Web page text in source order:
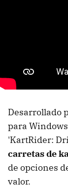
Desarrollado
para
'KartRider:
carretas de
de opciones
valor.